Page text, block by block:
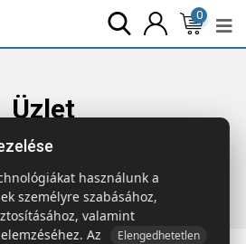
0
Üzlet
Étkezés & Ivás
boros készlethasználunk a
személyre szabásához,
valamint
Az
Elengedhetetlen